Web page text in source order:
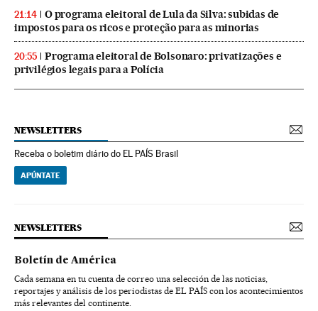
21:14
O programa eleitoral de Lula da Silva: subidas de
impostos para os ricos e proteção para as minorias
20:55
Programa eleitoral de Bolsonaro: privatizações e
privilégios legais para a Polícia
NEWSLETTERS
Receba o boletim diário do EL PAÍS Brasil
APÚNTATE
NEWSLETTERS
Boletín de América
Cada semana en tu cuenta de correo una selección de las noticias,
reportajes y análisis de los periodistas de EL PAÍS con los acontecimientos
más relevantes del continente.